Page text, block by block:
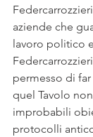
aziende che
lavoro politico
permesso di
quel Tavolo
improbabili
protocolli